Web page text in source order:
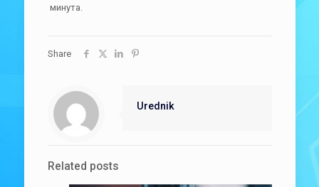
минута.
Share
Urednik
Related posts